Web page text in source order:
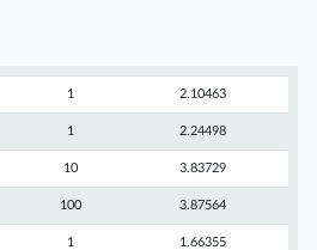
1 2.10463
1 2.24498
10 3.83729
100 3.87564
1 1.66355